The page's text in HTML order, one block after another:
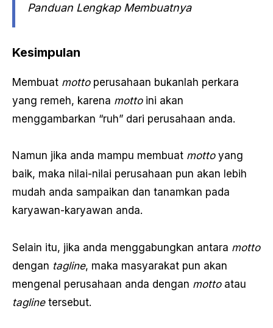
Panduan Lengkap Membuatnya
Kesimpulan
Membuat motto perusahaan bukanlah perkara
yang remeh, karena motto ini akan
menggambarkan “ruh” dari perusahaan anda.
Namun jika anda mampu membuat motto yang
baik, maka nilai-nilai perusahaan pun akan lebih
mudah anda sampaikan dan tanamkan pada
karyawan-karyawan anda.
Selain itu, jika anda menggabungkan antara motto
dengan tagline, maka masyarakat pun akan
mengenal perusahaan anda dengan motto atau
tagline tersebut.